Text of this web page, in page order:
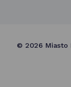
© 2026 Miasto